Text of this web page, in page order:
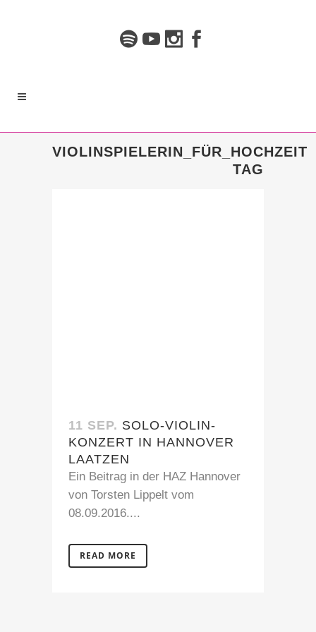
VIOLINSPIELERIN_FÜR_HOCHZEIT
TAG
11 SEP. SOLO-VIOLIN-
KONZERT IN HANNOVER
LAATZEN
Ein Beitrag in der HAZ Hannover
von Torsten Lippelt vom
08.09.2016....
READ MORE